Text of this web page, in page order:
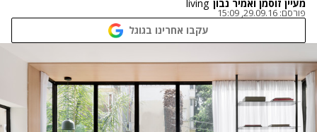
מעיין זוסמן ואמיר נבון living
פורסם: 29.09.16, 15:09
עקבו אחרינו בגוגל